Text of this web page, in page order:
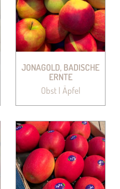
JONAGOLD, BADISCHE
ERNTE
Obst | Äpfel